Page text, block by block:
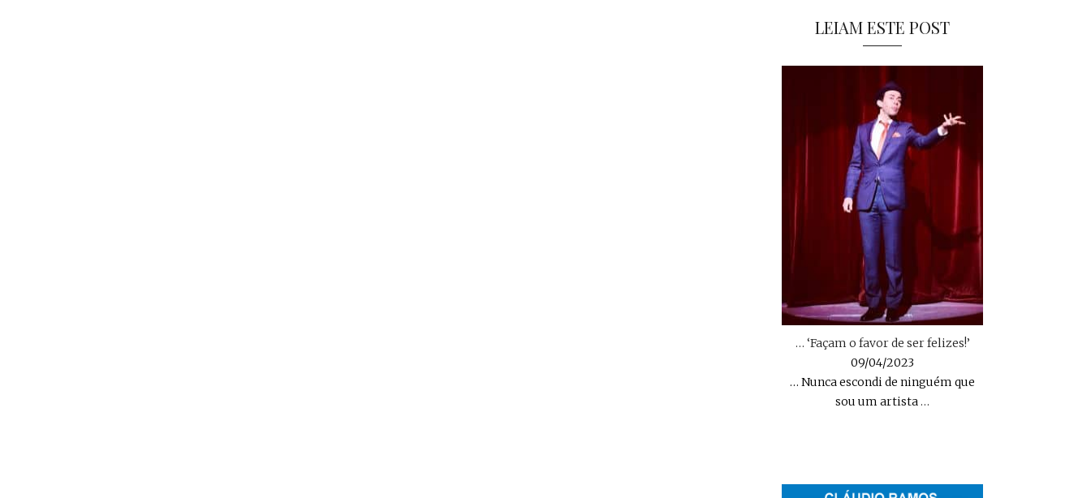
LEIAM ESTE POST
… ‘Façam o favor de ser felizes!’
09/04/2023
… Nunca escondi de ninguém que
sou um artista…